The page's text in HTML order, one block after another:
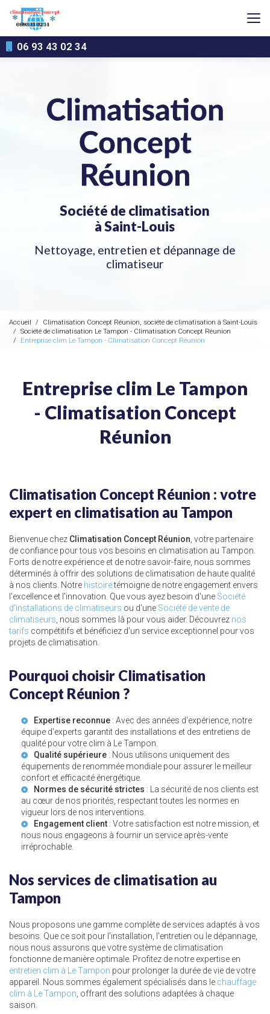
contenu
principal
06 93 43 02 34
Société de climatisation
à Saint-Louis
Nettoyage, entretien et dépannage de
climatiseur
Accueil
Climatisation Concept Réunion, société de climatisation à Saint-Louis
Société de climatisation Le Tampon - Climatisation Concept Réunion
Entreprise clim Le Tampon - Climatisation Concept Réunion
Entreprise clim Le Tampon
- Climatisation Concept
Réunion
Climatisation Concept Réunion : votre
expert en climatisation au Tampon
Bienvenue chez Climatisation Concept Réunion , votre partenaire
de confiance pour tous vos besoins en climatisation au Tampon.
Forts de notre expérience et de notre savoir-faire, nous sommes
déterminés à offrir des solutions de climatisation de haute qualité
à nos clients. Notre histoiretémoigne de notre engagement envers
l'excellence et l'innovation. Que vous ayez besoin d'une Société
d'installations de climatiseurs ou d'une Société de vente de
climatiseurs , nous sommes là pour vous aider. Découvrez nos
tarifs compétitifs et bénéficiez d'un service exceptionnel pour vos
projets de climatisation.
Pourquoi choisir Climatisation
Concept Réunion ?
Expertise reconnue : Avec des années d'expérience, notre
équipe d'experts garantit des installations et des entretiens de
qualité pour votre clim à Le Tampon
Qualité supérieure : Nous utilisons uniquement des
équipements de renommée mondiale pour assurer le meilleur
confort et efficacité énergétique.
Normes de sécurité strictes : La sécurité de nos clients est
au cœur de nos priorités, respectant toutes les normes en
vigueur lors de nos interventions.
Engagement client : Votre satisfaction est notre mission, et
nous nous engageons à fournir un service après-vente
irréprochable.
Nos services de climatisation au
Tampon
Nous proposons une gamme complète de services adaptés à vos
besoins. Que ce soit pour l'installation, l'entretien ou le dépannage,
nous nous assurons que votre système de climatisation
fonctionne de manière optimale. Profitez de notre expertise en
entretien clim à Le Tampon pour prolonger la durée de vie de votre
appareil. Nous sommes également spécialisés dans le chauffage
clim à Le Tampon , offrant des solutions adaptées à chaque
saison.